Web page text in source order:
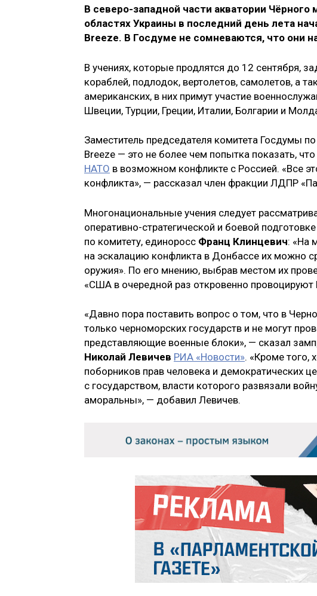
В северо-западной части акватории
областях Украины в последний день лета
Breeze. В Госдуме не сомневаются, что они
В учениях, которые продлятся до 12 сентября,
кораблей, подлодок, вертолетов, самолетов, а
американских, в них примут участие
Швеции, Турции, Греции, Италии, Болгарии и
Заместитель председателя комитета Госдумы
Breeze — это не более чем попытка показать,
НАТО в возможном конфликте с Россией. «Все
конфликта», — рассказал член фракции ЛДПР
Многонациональные учения следует
оперативно-стратегической и боевой
по комитету, единоросс Франц Клинцевич: «На
на эскалацию конфликта в Донбассе их можно
оружия». По его мнению, выбрав местом их
«США в очередной раз откровенно провоцируют
«Давно пора поставить вопрос о том, что в
только черноморских государств и не могут
представляющие военные блоки», — сказал
Николай Левичев РИА «Новости». «Кроме того,
поборников прав человека и демократических
с государством, власти которого развязали
аморальны», — добавил Левичев.